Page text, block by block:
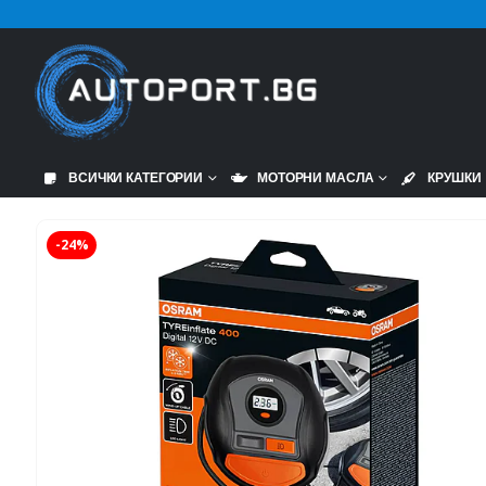
ВСИЧКИ КАТЕГОРИИ МОТОРНИ МАСЛА КРУШКИ
-24%